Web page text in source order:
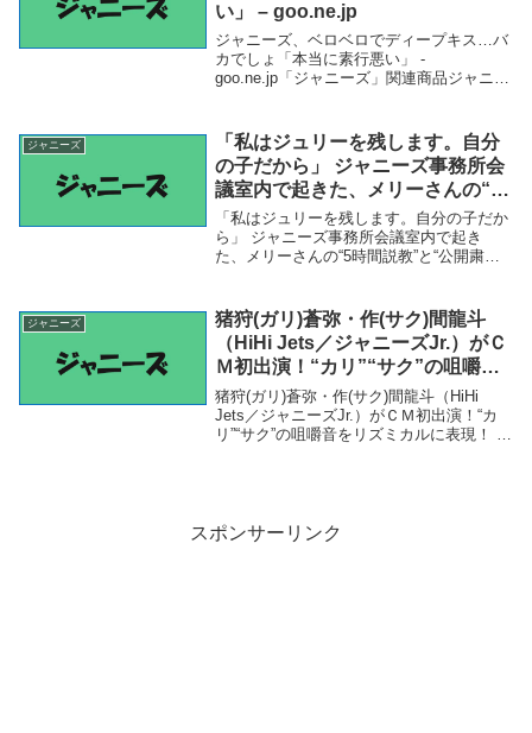
い」 – goo.ne.jp
ジャニーズ、ベロベロでディープキス…バ
カでしょ「本当に素行悪い」 -
goo.ne.jp「ジャニーズ」関連商品ジャニー
ズ、ベロベロでディープキス…バカ...
ジャニーズ
「私はジュリーを残します。自分
の子だから」 ジャニーズ事務所会
議室内で起きた、メリーさんの“5
時間説教”と“公開粛清”――2021
年BEST5 – 文春オンライン
「私はジュリーを残します。自分の子だか
ら」 ジャニーズ事務所会議室内で起き
た、メリーさんの“5時間説教”と“公開粛
残します。自分の子だから」 ジャニーズ
事...
ジャニーズ
猪狩(ガリ)蒼弥・作(サク)間龍斗
（HiHi Jets／ジャニーズJr.）がＣ
Ｍ初出演！“カリ”“サク”の咀嚼音
をリズミカルに表現！ 新
WebCM「カリサク！大玉チョコ
ボール」篇公開！ – PR TIMES
猪狩(ガリ)蒼弥・作(サク)間龍斗（HiHi
Jets／ジャニーズJr.）がＣＭ初出演！“カ
リ”“サク”の咀嚼音をリズミカルに表現！ 新
スポンサーリンク